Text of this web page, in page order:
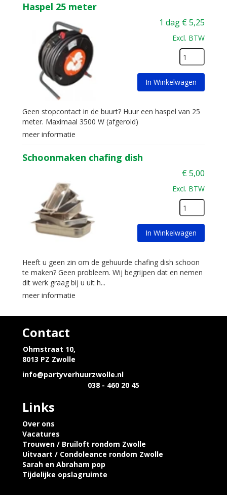
Haspel 25 meter
1 dag €5,25
Excl. BTW
In Winkelwagen
Geen stopcontact in de buurt? Huur een haspel van 25
meter. Maximaal 3500 W (afgerold)
meer informatie
Schoonmaken chafing dish
€5,00
Excl. BTW
In Winkelwagen
Heeft u geen zin om de gehuurde chafing dish schoon
te maken? Geen probleem. Wij begrijpen dat en nemen
dit werk graag bij u uit h...
meer informatie
Contact
Ohmstraat 10,
8013 PZ Zwolle
info@partyverhuurzwolle.nl
038 - 460 20 45
Links
Over ons
Vacatures
Trouwen / Bruiloft rondom Zwolle
Uitvaart / Condoleance rondom Zwolle
Sarah en Abraham pop
Tijdelijke opslagruimte